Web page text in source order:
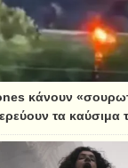
κάνουν
τα καύσιμα